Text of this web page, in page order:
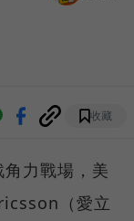
收藏
力戰場，美
（愛立